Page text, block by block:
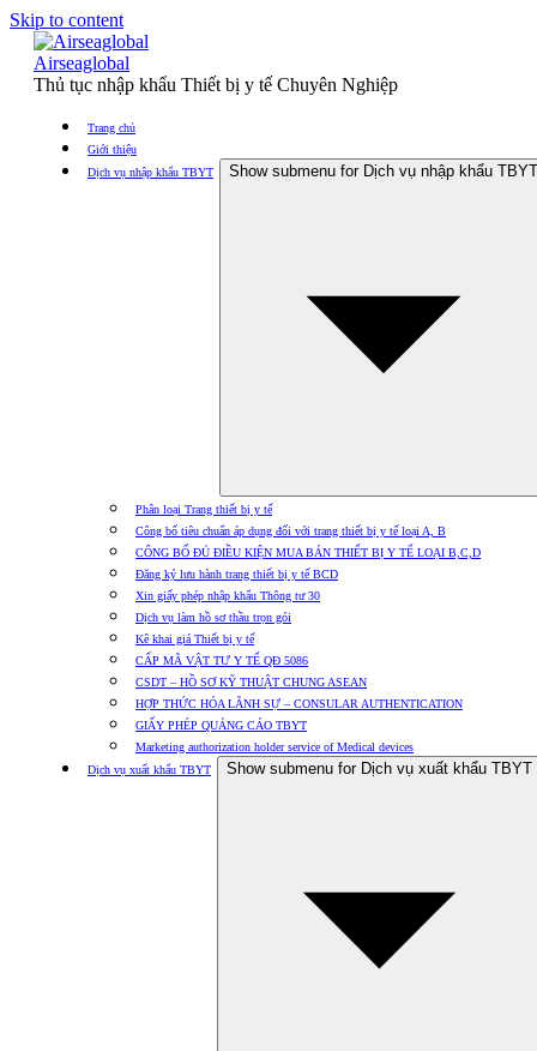
Skip to content
Airseaglobal
Thủ tục nhập khẩu Thiết bị y tế Chuyên Nghiệp
Trang chủ
Giới thiệu
Dịch vụ nhập khẩu TBYT
Show submenu for Dịch vụ nhập khẩu TBYT
Phân loại Trang thiết bị y tế
Công bố tiêu chuẩn áp dụng đối với trang thiết bị y tế loại A, B
CÔNG BỐ ĐỦ ĐIỀU KIỆN MUA BÁN THIẾT BỊ Y TẾ LOẠI B,C,D
Đăng ký lưu hành trang thiết bị y tế BCD
Xin giấy phép nhập khẩu Thông tư 30
Dịch vụ làm hồ sơ thầu trọn gói
Kê khai giá Thiết bị y tế
CẤP MÃ VẬT TƯ Y TẾ QĐ 5086
CSDT – HỒ SƠ KỸ THUẬT CHUNG ASEAN
HỢP THỨC HÓA LÃNH SỰ – CONSULAR AUTHENTICATION
GIẤY PHÉP QUẢNG CÁO TBYT
Marketing authorization holder service of Medical devices
Dịch vụ xuất khẩu TBYT
Show submenu for Dịch vụ xuất khẩu TBYT